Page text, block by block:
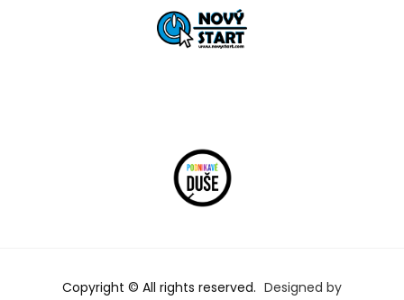
Copyright © All rights reserved. Designed by